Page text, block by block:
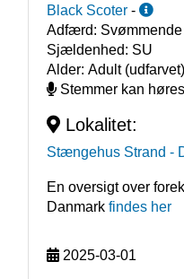
Black Scoter -
Adfærd: Svømmende
Sjældenhed: SU
Alder: Adult (udfarvet)
Stemmer kan høres
Lokalitet:
Stængehus Strand -
En oversigt over
Danmark findes her
2025-03-01